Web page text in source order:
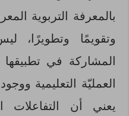
بالمعرفة التربوية
وتقويمًا
المشاركة في
العمليّة التعليمية
يعني أن